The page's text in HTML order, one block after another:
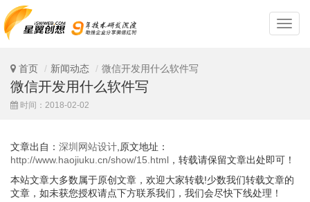
深
圳
首页 新闻动态 微信开发用什么软件写
微信开发用什么软件写
时间：2018-02-02
文章出自： 深圳网站设计 ,原文地址：
http://www.haojiuku.cn/show/15.html ，转载请保留文章出处即可！
本站文章大多数属于原创文章，欢迎大家转载!少数我们转载文章的
文章，如未获您授权请点下方联系我们，我们会尽快下线处理！